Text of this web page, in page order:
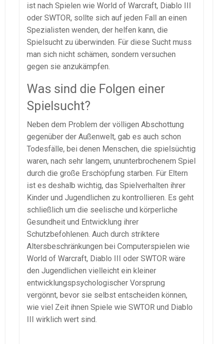
ist nach Spielen wie World of Warcraft, Diablo III
oder SWTOR, sollte sich auf jeden Fall an einen
Spezialisten wenden, der helfen kann, die
Spielsucht zu überwinden. Für diese Sucht muss
man sich nicht schämen, sondern versuchen
gegen sie anzukämpfen.
Was sind die Folgen einer
Spielsucht?
Neben dem Problem der völligen Abschottung
gegenüber der Außenwelt, gab es auch schon
Todesfälle, bei denen Menschen, die spielsüchtig
waren, nach sehr langem, ununterbrochenem Spiel
durch die große Erschöpfung starben. Für Eltern
ist es deshalb wichtig, das Spielverhalten ihrer
Kinder und Jugendlichen zu kontrollieren. Es geht
schließlich um die seelische und körperliche
Gesundheit und Entwicklung ihrer
Schutzbefohlenen. Auch durch striktere
Altersbeschränkungen bei Computerspielen wie
World of Warcraft, Diablo III oder SWTOR wäre
den Jugendlichen vielleicht ein kleiner
entwicklungspsychologischer Vorsprung
vergönnt, bevor sie selbst entscheiden können,
wie viel Zeit ihnen Spiele wie SWTOR und Diablo
III wirklich wert sind.